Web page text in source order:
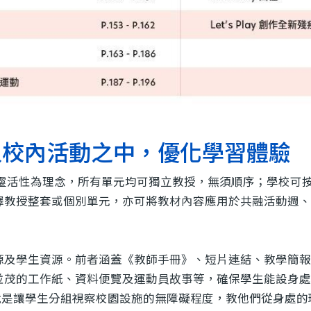
內活動之中，優化學習體驗
活性為理念，所有單元均可獨立教授，無須順序；學校
授整套或個別單元，亦可將教材內容應用於共融活動週
學生資源。前者涵蓋《教師手冊》、短片連結、教學簡
的工作紙、資料便覽及運動員故事等，確保學生能設身
讓學生分組視察校園設施的無障礙程度，教他們從身處